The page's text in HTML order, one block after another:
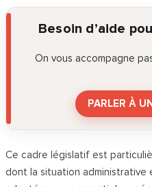
Besoin d’aide
On vous accompagne
PARLER À
Ce cadre législatif est
dont la situation